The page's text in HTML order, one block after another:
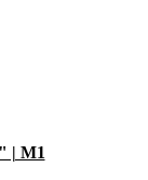
| M1